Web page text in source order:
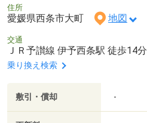
住所
愛媛県西条市大町 地図
交通
ＪＲ予讃線 伊予西条駅 徒歩14分
乗り換え検索
敷引・償却 -